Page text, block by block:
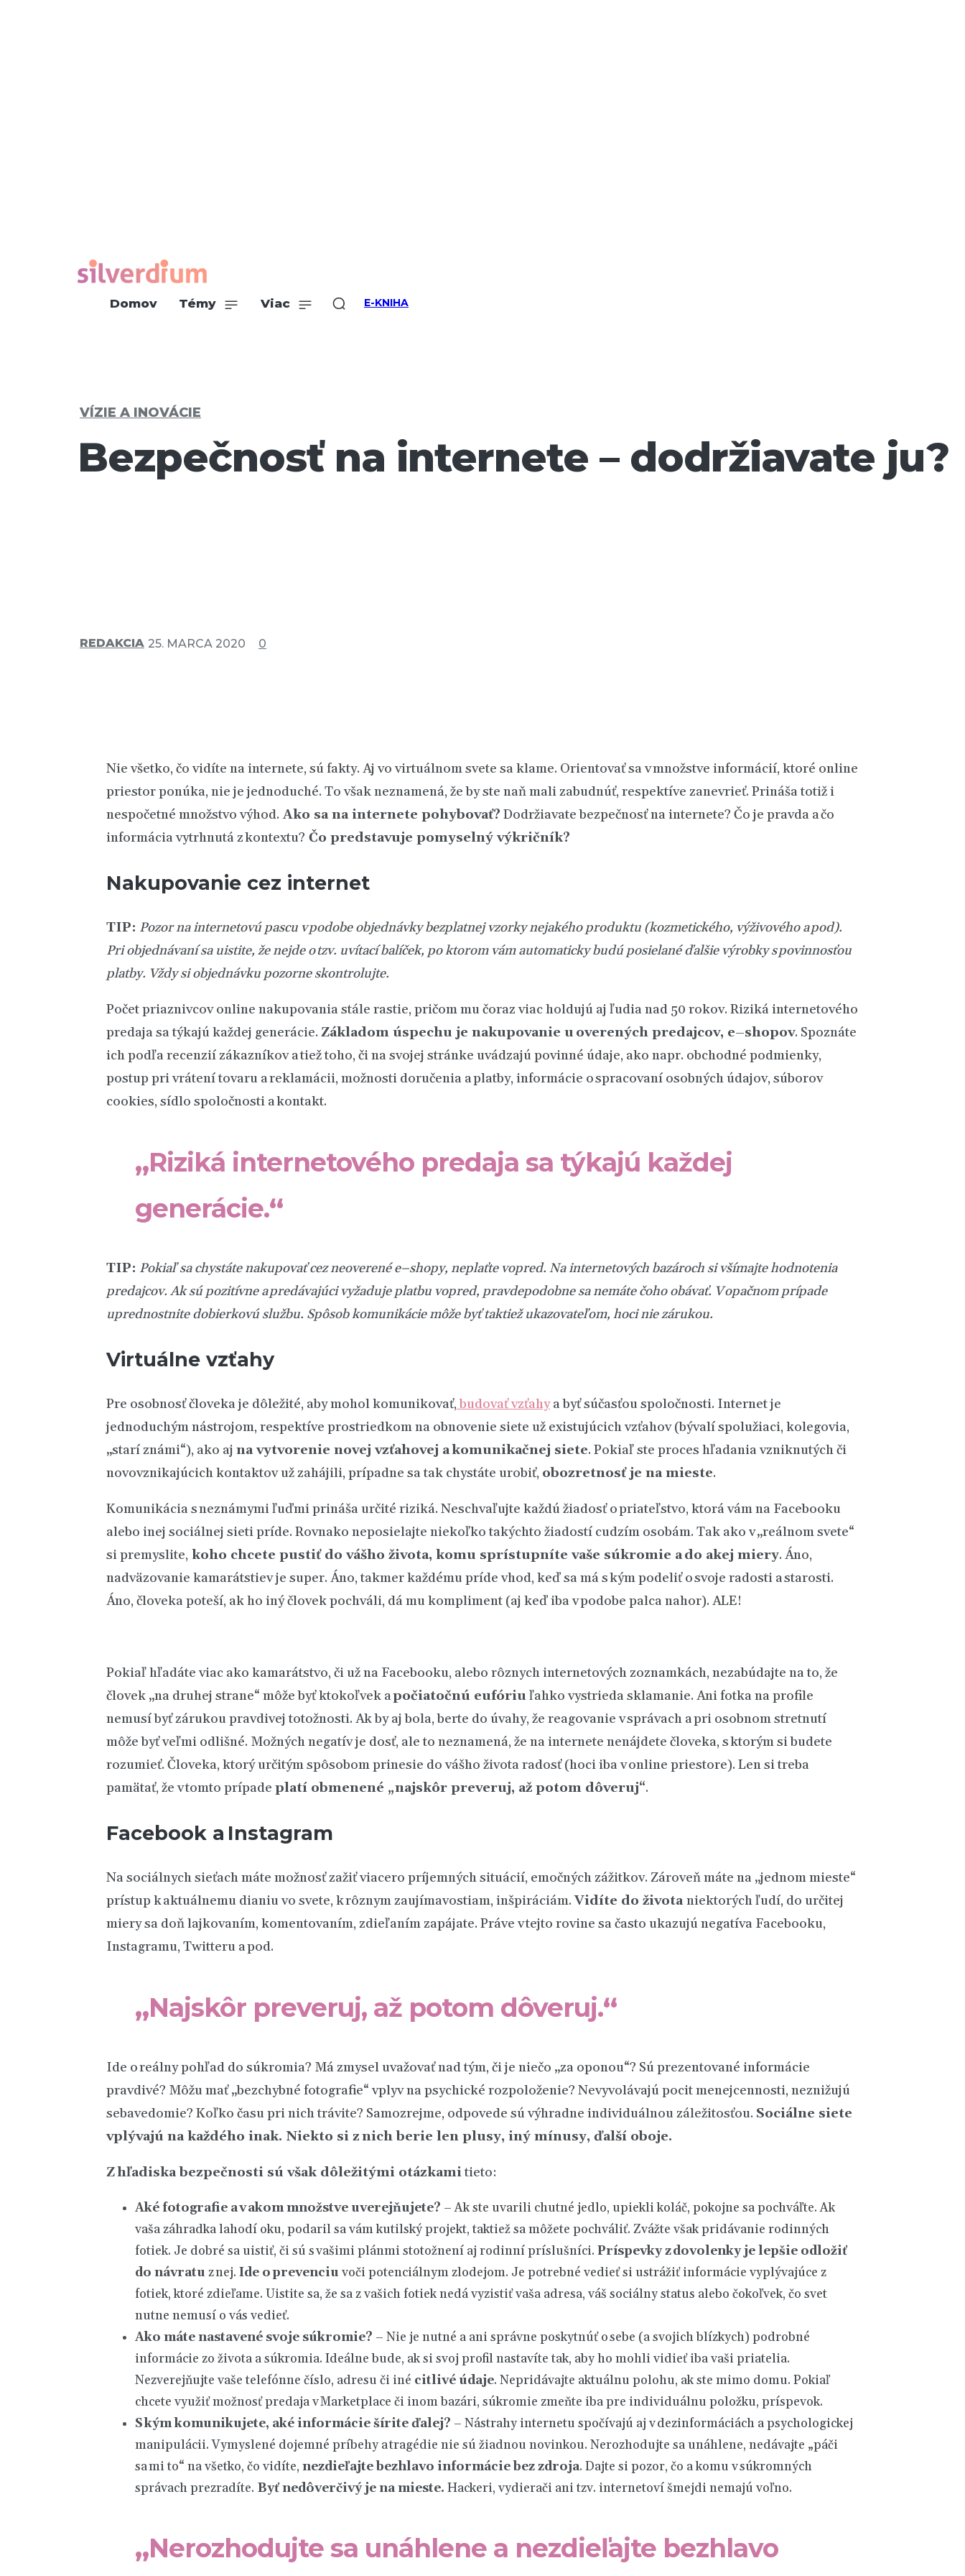
Domov Témy Viac E-KNIHA
VÍZIE A INOVÁCIE
Bezpečnosť na internete – dodržiavate ju?
REDAKCIA 25. MARCA 2020 0
Nie všetko, čo vidíte na internete, sú fakty. Aj vo virtuálnom svete sa klame. Orientovať sa v množstve informácií, ktoré online
priestor ponúka, nie je jednoduché. To však neznamená, že by ste naň mali zabudnúť, respektíve zanevrieť. Prináša totiž i
nespočetné množstvo výhod. Ako sa na internete pohybovať? Dodržiavate bezpečnosť na internete? Čo je pravda a čo
informácia vytrhnutá z kontextu? Čo predstavuje pomyselný výkričník?
Nakupovanie cez internet
TIP: Pozor na internetovú pascu v podobe objednávky bezplatnej vzorky nejakého produktu (kozmetického, výživového a pod).
Pri objednávaní sa uistite, že nejde o tzv. uvítací balíček, po ktorom vám automaticky budú posielané ďalšie výrobky s povinnosťou
platby. Vždy si objednávku pozorne skontrolujte.
Počet priaznivcov online nakupovania stále rastie, pričom mu čoraz viac holdujú aj ľudia nad 50 rokov. Riziká internetového
predaja sa týkajú každej generácie. Základom úspechu je nakupovanie u overených predajcov, e–shopov. Spoznáte
ich podľa recenzií zákazníkov a tiež toho, či na svojej stránke uvádzajú povinné údaje, ako napr. obchodné podmienky,
postup pri vrátení tovaru a reklamácii, možnosti doručenia a platby, informácie o spracovaní osobných údajov, súborov
cookies, sídlo spoločnosti a kontakt.
„Riziká internetového predaja sa týkajú každej
generácie.“
TIP: Pokiaľ sa chystáte nakupovaťcezneoverenée–shopy, neplaťte vopred. Nainternetových bazároch si všímajte hodnotenia
predajcov. Ak sú pozitívne a predávajúci vyžaduje platbu vopred, pravdepodobne sa nemáte čoho obávať. V opačnom prípade
uprednostnite dobierkovú službu. Spôsob komunikácie môže byť taktiežukazovateľom, hoci nie zárukou.
Virtuálne vzťahy
Pre osobnosť človeka je dôležité, aby mohol komunikovať,budovať vzťahya byť súčasťou spoločnosti. Internet je
jednoduchým nástrojom, respektíve prostriedkom na obnovenie siete už existujúcich vzťahov (bývalí spolužiaci, kolegovia,
„starí známi“), ako aj na vytvorenie novej vzťahovej a komunikačnej siete. Pokiaľ ste proces hľadania vzniknutých či
novovznikajúcich kontaktov už zahájili, prípadne sa tak chystáte urobiť, obozretnosť je na mieste.
Komunikácia s neznámymi ľuďmi prináša určité riziká. Neschvaľujte každú žiadosť o priateľstvo, ktorá vám na Facebooku
alebo inej sociálnej sieti príde. Rovnako neposielajte niekoľko takýchto žiadostí cudzím osobám. Tak ako v „reálnom svete“
si premyslite, koho chcete pustiť do vášho života, komu sprístupníte vaše súkromie a do akej miery. Áno,
nadväzovanie kamarátstiev je super. Áno, takmer každému príde vhod, keď sa má s kým podeliť o svoje radosti a starosti.
Áno, človeka poteší, ak ho iný človek pochváli, dá mu kompliment (aj keď iba v podobe palca nahor). ALE!
Pokiaľ hľadáte viac ako kamarátstvo, či už na Facebooku, alebo rôznych internetových zoznamkách, nezabúdajte na to, že
človek „na druhej strane“ môže byť ktokoľvek apočiatočnú eufóriu ľahko vystrieda sklamanie. Ani fotka na profile
nemusí byť zárukou pravdivej totožnosti. Ak by aj bola, berte do úvahy, že reagovanie v správach a pri osobnom stretnutí
môže byť veľmi odlišné. Možných negatív je dosť, ale to neznamená, že na internete nenájdete človeka, s ktorým si budete
rozumieť. Človeka, ktorý určitým spôsobom prinesie do vášho života radosť (hoci iba v online priestore). Len si treba
pamätať, že v tomto prípade platí obmenené „najskôr preveruj, až potom dôveruj“.
Facebook a Instagram
Na sociálnych sieťach máte možnosť zažiť viacero príjemných situácií, emočných zážitkov. Zároveň máte na „jednom mieste“
prístup k aktuálnemu dianiu vo svete, k rôznym zaujímavostiam, inšpiráciám.Vidíte do životaniektorých ľudí, do určitej
miery sa doň lajkovaním, komentovaním, zdieľaním zapájate. Práve v tejto rovine sa často ukazujú negatíva Facebooku,
Instagramu, Twitteru a pod.
„Najskôr preveruj, až potom dôveruj.“
Ide o reálny pohľad do súkromia? Má zmysel uvažovať nad tým, či je niečo „za oponou“? Sú prezentované informácie
pravdivé? Môžu mať „bezchybné fotografie“ vplyv na psychické rozpoloženie? Nevyvolávajú pocit menejcennosti, neznižujú
sebavedomie? Koľko času pri nich trávite? Samozrejme, odpovede sú výhradne individuálnou záležitosťou. Sociálne siete
vplývajú na každého inak. Niekto si z nich berie len plusy, iný mínusy, ďalší oboje.
Z hľadiska bezpečnosti sú však dôležitými otázkamitieto:
Aké fotografie a v akom množstve uverejňujete? – Ak ste uvarili chutné jedlo, upiekli koláč, pokojne sa pochváľte. Ak
vaša záhradka lahodí oku, podaril sa vám kutilský projekt, taktiež sa môžete pochváliť. Zvážte však pridávanie rodinných
fotiek. Je dobré sa uistiť, či sú s vašimi plánmi stotožnení aj rodinní príslušníci. Príspevky z dovolenky je lepšie odložiť
do návratu z nej. Ide o prevenciu voči potenciálnym zlodejom. Je potrebné vedieť si ustrážiť informácie vyplývajúce z
fotiek, ktoré zdieľame. Uistite sa, že sa z vašich fotiek nedá vyzistiť vaša adresa, váš sociálny status alebo čokoľvek, čo svet
nutne nemusí o vás vedieť.
Ako máte nastavené svoje súkromie? – Nie je nutné a ani správne poskytnúť o sebe (a svojich blízkych) podrobné
informácie zo života a súkromia. Ideálne bude, ak si svoj profil nastavíte tak, aby ho mohli vidieť iba vaši priatelia.
Nezverejňujte vaše telefónne číslo, adresu či iné citlivé údaje. Nepridávajte aktuálnu polohu, ak ste mimo domu. Pokiaľ
chcete využiť možnosť predaja v Marketplace či inom bazári, súkromie zmeňte iba pre individuálnu položku, príspevok.
S kým komunikujete, aké informácie šírite ďalej? – Nástrahy internetu spočívajú aj v dezinformáciách a psychologickej
manipulácii. Vymyslené dojemné príbehy a tragédie nie sú žiadnou novinkou. Nerozhodujte sa unáhlene, nedávajte „páči
sa mi to“ na všetko, čo vidíte, nezdieľajte bezhlavo informácie bezzdroja. Dajte si pozor, čo a komu v súkromných
správach prezradíte. Byť nedôverčivý je na mieste. Hackeri, vydierači ani tzv. internetoví šmejdi nemajú voľno.
„Nerozhodujte sa unáhlene a nezdieľajte bezhlavo